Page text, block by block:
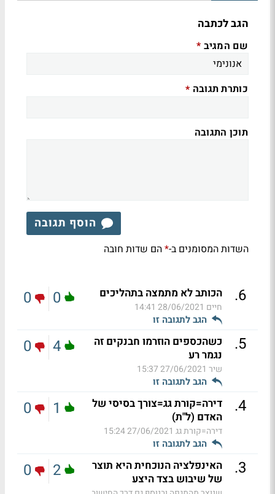
הגב לכתבה
שם המגיב *
כותרת תגובה *
תוכן התגובה
הוסף תגובה
השדות המסומנים ב-*הם שדות חובה
6
. הכותב לא מתמצה בתהליכים
חיים 28/06/2021 14:41
הגב לתגובה זו
0
0
5
.
כשהכספים הוזרמו חבנקים זה
נגמר רע
שיר 27/06/2021 15:37
הגב לתגובה זו
4
0
4
.
דירה=קורת גג=צורך בסיסי של
האדם (ל"ת)
דירה=קורת גג 27/06/2021 15:24
הגב לתגובה זו
1
0
3
.
האינפלציה הנוכחית היא תוצר
של שיבוש בצד היצע
2
0